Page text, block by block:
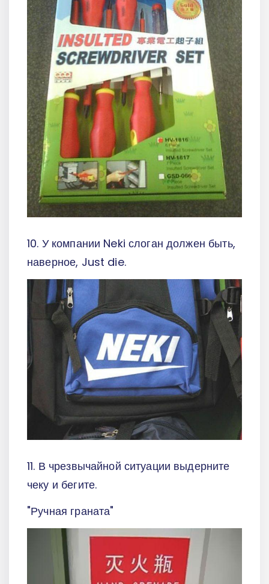
10. У компании Neki слоган должен быть,
наверное, Just die.
11. В чрезвычайной ситуации выдерните
чеку и бегите.
"Ручная граната"